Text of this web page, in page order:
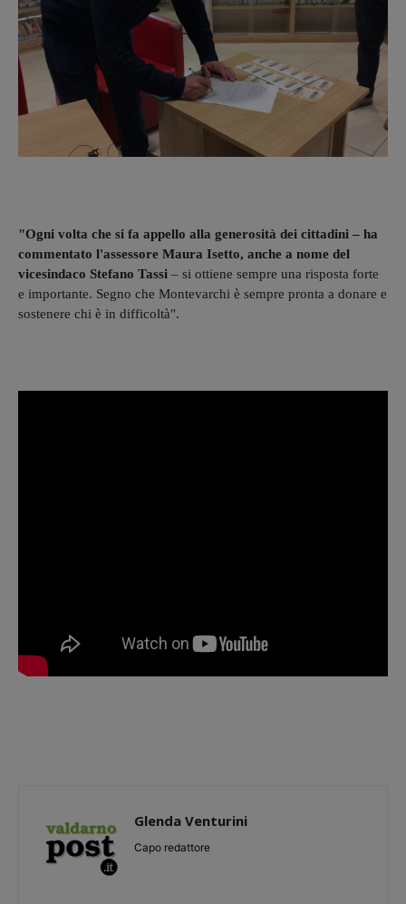
"Ogni volta che si fa appello alla generosità dei cittadini – ha
commentato l'assessore Maura Isetto, anche a nome del
vicesindaco Stefano Tassi – si ottiene sempre una risposta forte
e importante. Segno che Montevarchi è sempre pronta a donare e
sostenere chi è in difficoltà".
Glenda Venturini
Capo redattore